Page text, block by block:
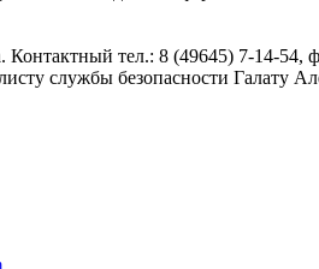
тел.: 8 (49645) 7-14-54,
службы безопасности Галату